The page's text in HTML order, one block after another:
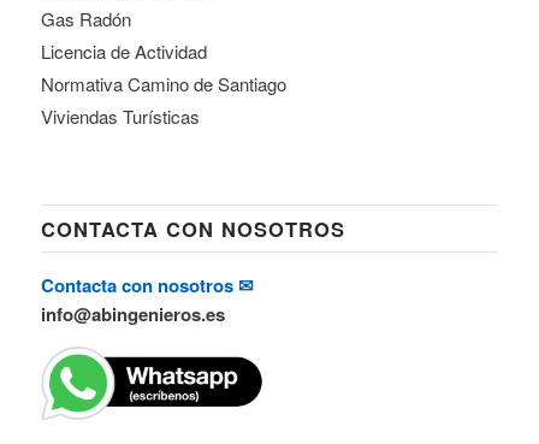
Gas Radón
Licencia de Actividad
Normativa Camino de Santiago
Viviendas Turísticas
CONTACTA CON NOSOTROS
Contacta con nosotros ✉
info@abingenieros.es